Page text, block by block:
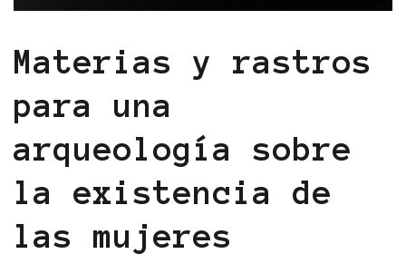
Materias y rastros
para una
arqueología sobre
la existencia de
las mujeres